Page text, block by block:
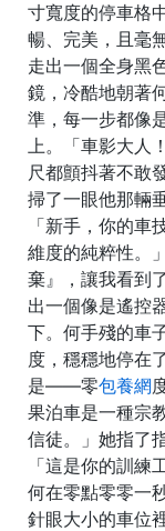
寸寬度的停車格
暢、完美，且毫
走出一個全身黑
鏡，冷酷地朝著
準，每一步都像
上。「車影大人
尺都顫抖著不敢
掃了一眼他那輛
「新手，你的
維度的純粹性。
棄』，讓我看到
出一個像是遙控
下。何手殘的車
度，穩穩地停在
是——零包養網
果泊車是一種宗
信徒。」她指了
「這是你的訓練
何在零點零零一
針眼大小的車位